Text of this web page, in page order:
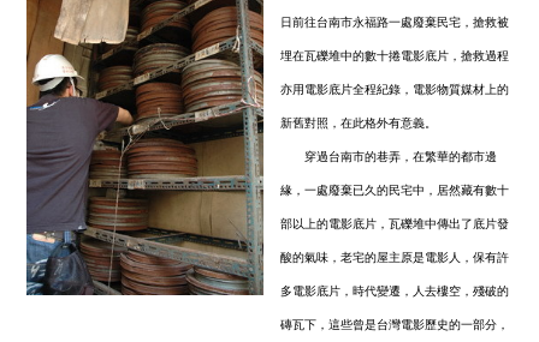
日前往台南市永福路一處廢棄民宅，搶救被
埋在瓦礫堆中的數十捲電影底片，搶救過程
亦用電影底片全程紀錄，電影物質媒材上的
新舊對照，在此格外有意義。
穿過台南市的巷弄，在繁華的都市邊
緣，一處廢棄已久的民宅中，居然藏有數十
部以上的電影底片，瓦礫堆中傳出了底片發
酸的氣味，老宅的屋主原是電影人，保有許
多電影底片，時代變遷，人去樓空，殘破的
磚瓦下，這些曾是台灣電影歷史的一部分，